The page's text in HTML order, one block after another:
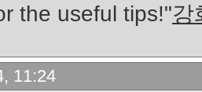
the useful tips!"강
11:24